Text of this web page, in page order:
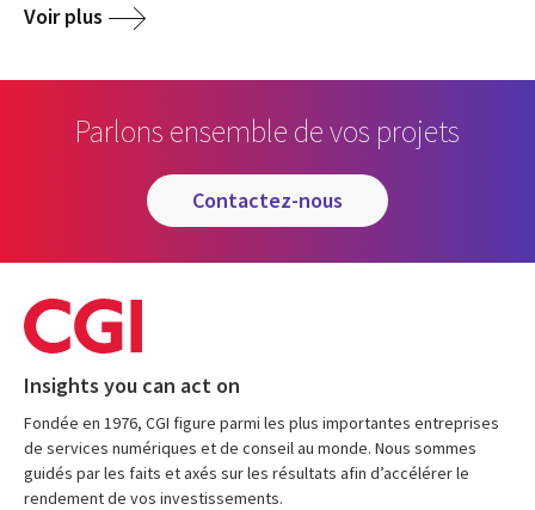
Voir plus
Parlons ensemble de vos projets
contactez-nous
Insights you can act on
Fondée en 1976, CGI figure parmi les plus importantes entreprises
de services numériques et de conseil au monde. Nous sommes
guidés par les faits et axés sur les résultats afin d’accélérer le
rendement de vos investissements.